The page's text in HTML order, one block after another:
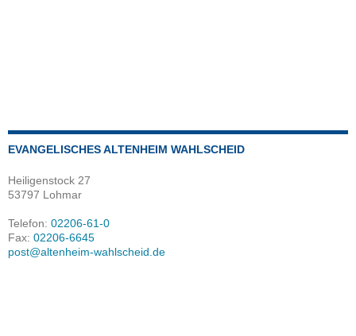
EVANGELISCHES ALTENHEIM WAHLSCHEID
Heiligenstock 27
53797 Lohmar
Telefon: 02206-61-0
Fax: 02206-6645
post@altenheim-wahlscheid.de